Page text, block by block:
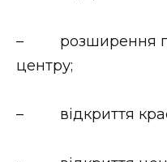
– розширення
центру;
– відкриття